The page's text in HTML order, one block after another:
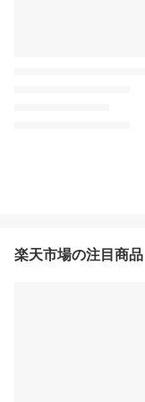
楽天市場の注目商品